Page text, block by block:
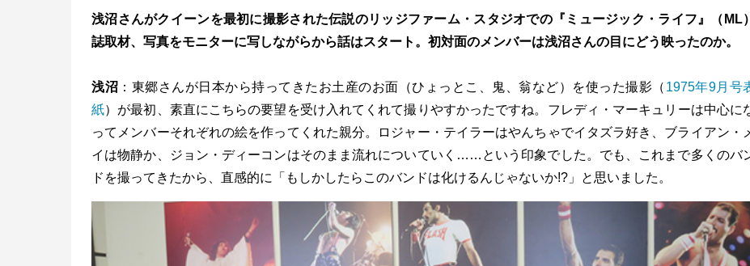
浅沼さんがクイーンを最初に撮影された伝説のリッジファーム・スタジオでの『ミュージック・ライフ』（ML）
誌取材、写真をモニターに写しながらから話はスタート。初対面のメンバーは浅沼さんの目にどう映ったのか。
浅沼 ：東郷さんが日本から持ってきたお土産のお面（ひょっとこ、鬼、翁など）を使った撮影（ 1975年9月号
紙）が最初、素直にこちらの要望を受け入れてくれて撮りやすかったですね。フレディ・マーキュリーは中心に
ってメンバーそれぞれの絵を作ってくれた親分。ロジャー・テイラーはやんちゃでイタズラ好き、ブライアン・
イは物静か、ジョン・ディーコンはそのまま流れについていく……という印象でした。でも、これまで多くのバ
ドを撮ってきたから、直感的に「もしかしたらこのバンドは化けるんじゃないか!?」と思いました。